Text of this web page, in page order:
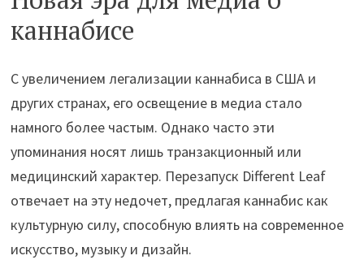
каннабисе
С увеличением легализации каннабиса в США и
других странах, его освещение в медиа стало
намного более частым. Однако часто эти
упоминания носят лишь транзакционный или
медицинский характер. Перезапуск Different Leaf
отвечает на эту недочет, предлагая каннабис как
культурную силу, способную влиять на современное
искусство, музыку и дизайн.